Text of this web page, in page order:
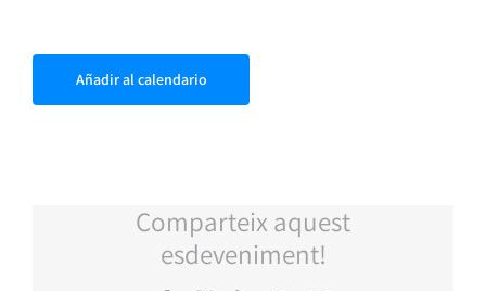
Añadir al calendario
Comparteix aquest
esdeveniment!